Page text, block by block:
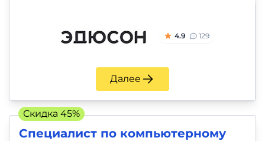
4.9 129
Далее
Специалист по компьютерному
Скидка 45%